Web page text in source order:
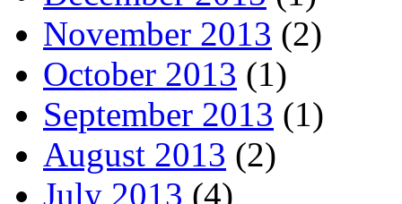
November 2013 (2)
October 2013 (1)
September 2013 (1)
August 2013 (2)
July 2013 (4)